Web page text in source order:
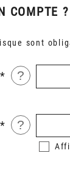
COMPTE ?
sont
?
?